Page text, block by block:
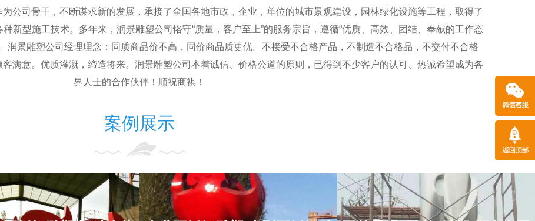
公司骨干，不断谋求新的发展，承接了全国各地市政，企业，单位的城市景观建设，园林绿化设施等工程，取得了
新型施工技术。多年来，润景雕塑公司恪守“质量，客户至上”的服务宗旨，遵循“优质、高效、团结、奉献的工作态
润景雕塑公司经理理念：同质商品价不高，同价商品质更优。不接受不合格产品，不制造不合格品，不交付不合格
满意。优质灌溉，缔造将来。润景雕塑公司本着诚信、价格公道的原则，已得到不少客户的认可、热诚希望成为各
界人士的合作伙伴！顺祝商祺！ ​
案例展示